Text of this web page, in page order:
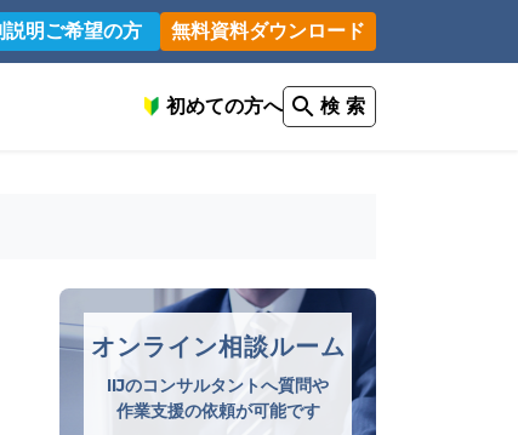
説明ご希望の方 無料資料ダウンロード
初めての方へ 検 索
オンライン相談ルーム
IIJのコンサルタントへ質問や
作業支援の依頼が可能です